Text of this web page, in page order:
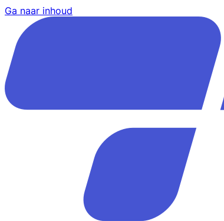
Ga naar inhoud